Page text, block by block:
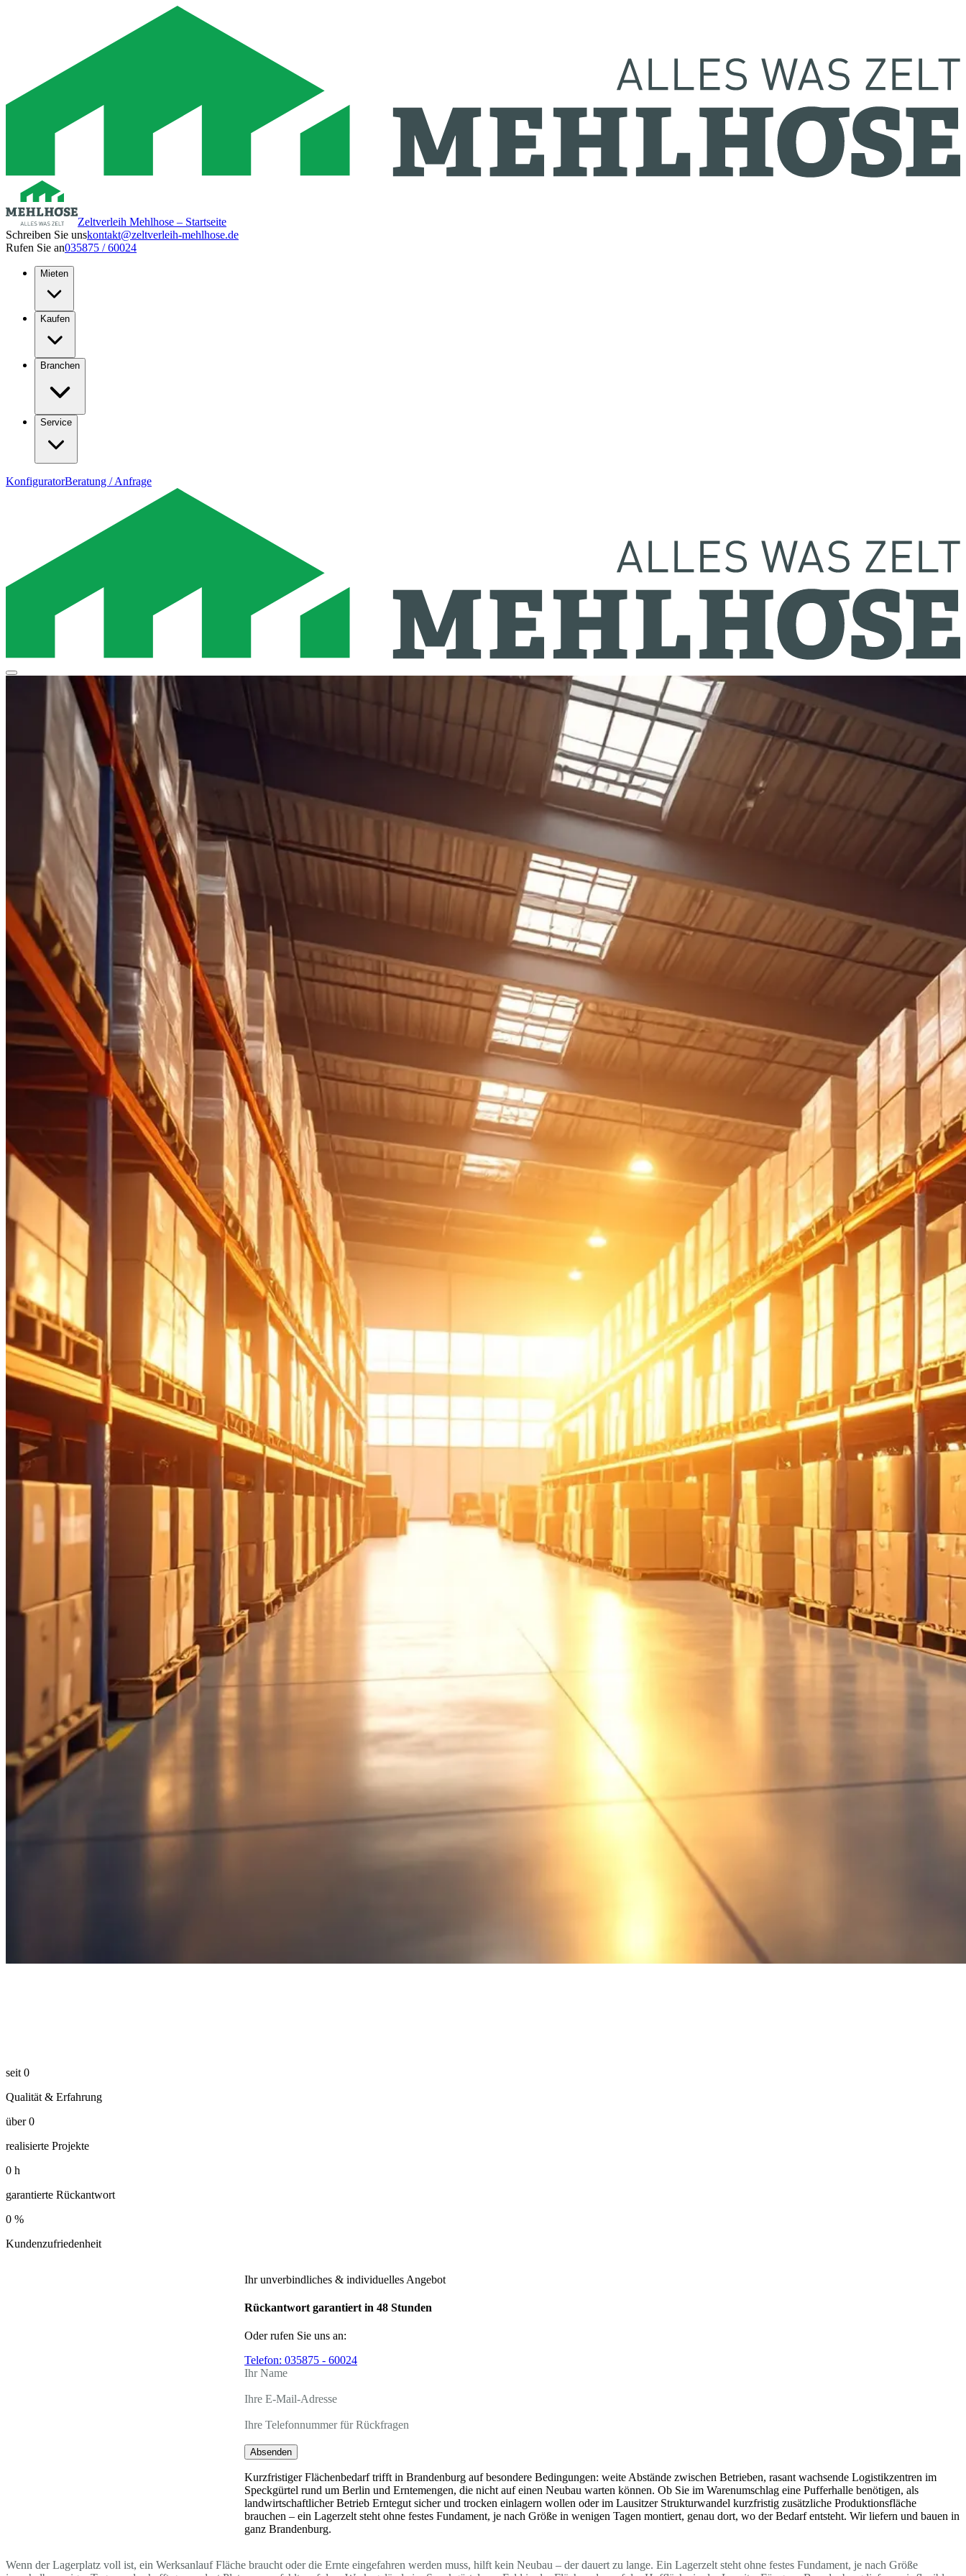
Zeltverleih Mehlhose – Startseite
Schreiben Sie unskontakt@zeltverleih-mehlhose.de
Rufen Sie an035875 / 60024
Mieten
Kaufen
Branchen
Service
KonfiguratorBeratung / Anfrage
seit 0
Qualität & Erfahrung
über 0
realisierte Projekte
0 h
garantierte Rückantwort
0 %
Kundenzufriedenheit
Ihr unverbindliches & individuelles Angebot
Rückantwort garantiert in 48 Stunden
Oder rufen Sie uns an:
Telefon: 035875 - 60024
Ihr Name
Ihre E-Mail-Adresse
Ihre Telefonnummer für Rückfragen
Absenden
Kurzfristiger Flächenbedarf trifft in Brandenburg auf besondere Bedingungen: weite Abstände zwischen Betrieben, rasant wachsende Logistikzentren im
Speckgürtel rund um Berlin und Erntemengen, die nicht auf einen Neubau warten können. Ob Sie im Warenumschlag eine Pufferhalle benötigen, als
landwirtschaftlicher Betrieb Erntegut sicher und trocken einlagern wollen oder im Lausitzer Strukturwandel kurzfristig zusätzliche Produktionsfläche
brauchen – ein Lagerzelt steht ohne festes Fundament, je nach Größe in wenigen Tagen montiert, genau dort, wo der Bedarf entsteht. Wir liefern und bauen in
ganz Brandenburg.
Wenn der Lagerplatz voll ist, ein Werksanlauf Fläche braucht oder die Ernte eingefahren werden muss, hilft kein Neubau – der dauert zu lange. Ein Lagerzelt steht ohne festes Fundament, je nach Größe